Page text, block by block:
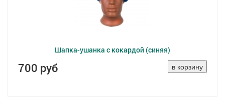
Шапка-ушанка с кокардой (синяя)
700 руб